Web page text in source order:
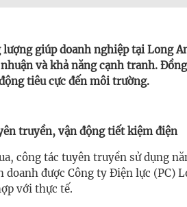
giúp doanh nghiệp tại Long
và khả năng cạnh tranh.
tiêu cực đến môi trường.
truyền, vận động tiết kiệm điện
công tác tuyên truyền sử dụng
doanh được Công ty Điện lực (PC)
với thực tế.